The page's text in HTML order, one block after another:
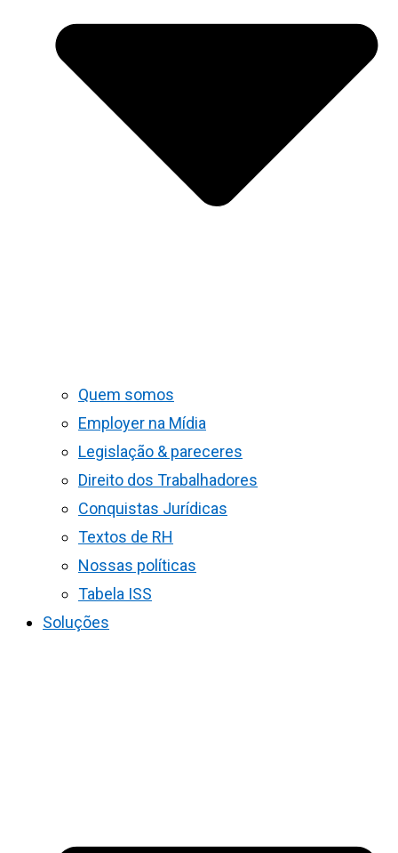
Quem somos
Employer na Mídia
Legislação & pareceres
Direito dos Trabalhadores
Conquistas Jurídicas
Textos de RH
Nossas políticas
Tabela ISS
Soluções